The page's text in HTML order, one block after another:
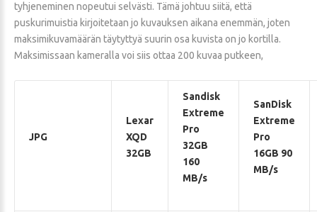
tyhjeneminen nopeutui selvästi. Tämä johtuu siitä, että
puskurimuistia kirjoitetaan jo kuvauksen aikana enemmän, joten
maksimikuvamäärän täytyttyä suurin osa kuvista on jo kortilla.
Maksimissaan kameralla voi siis ottaa 200 kuvaa putkeen,
JPG
Lexar
XQD
32GB
Sandisk
Extreme
Pro
32GB
160
MB/s
SanDisk
Extreme
Pro
16GB 90
MB/s